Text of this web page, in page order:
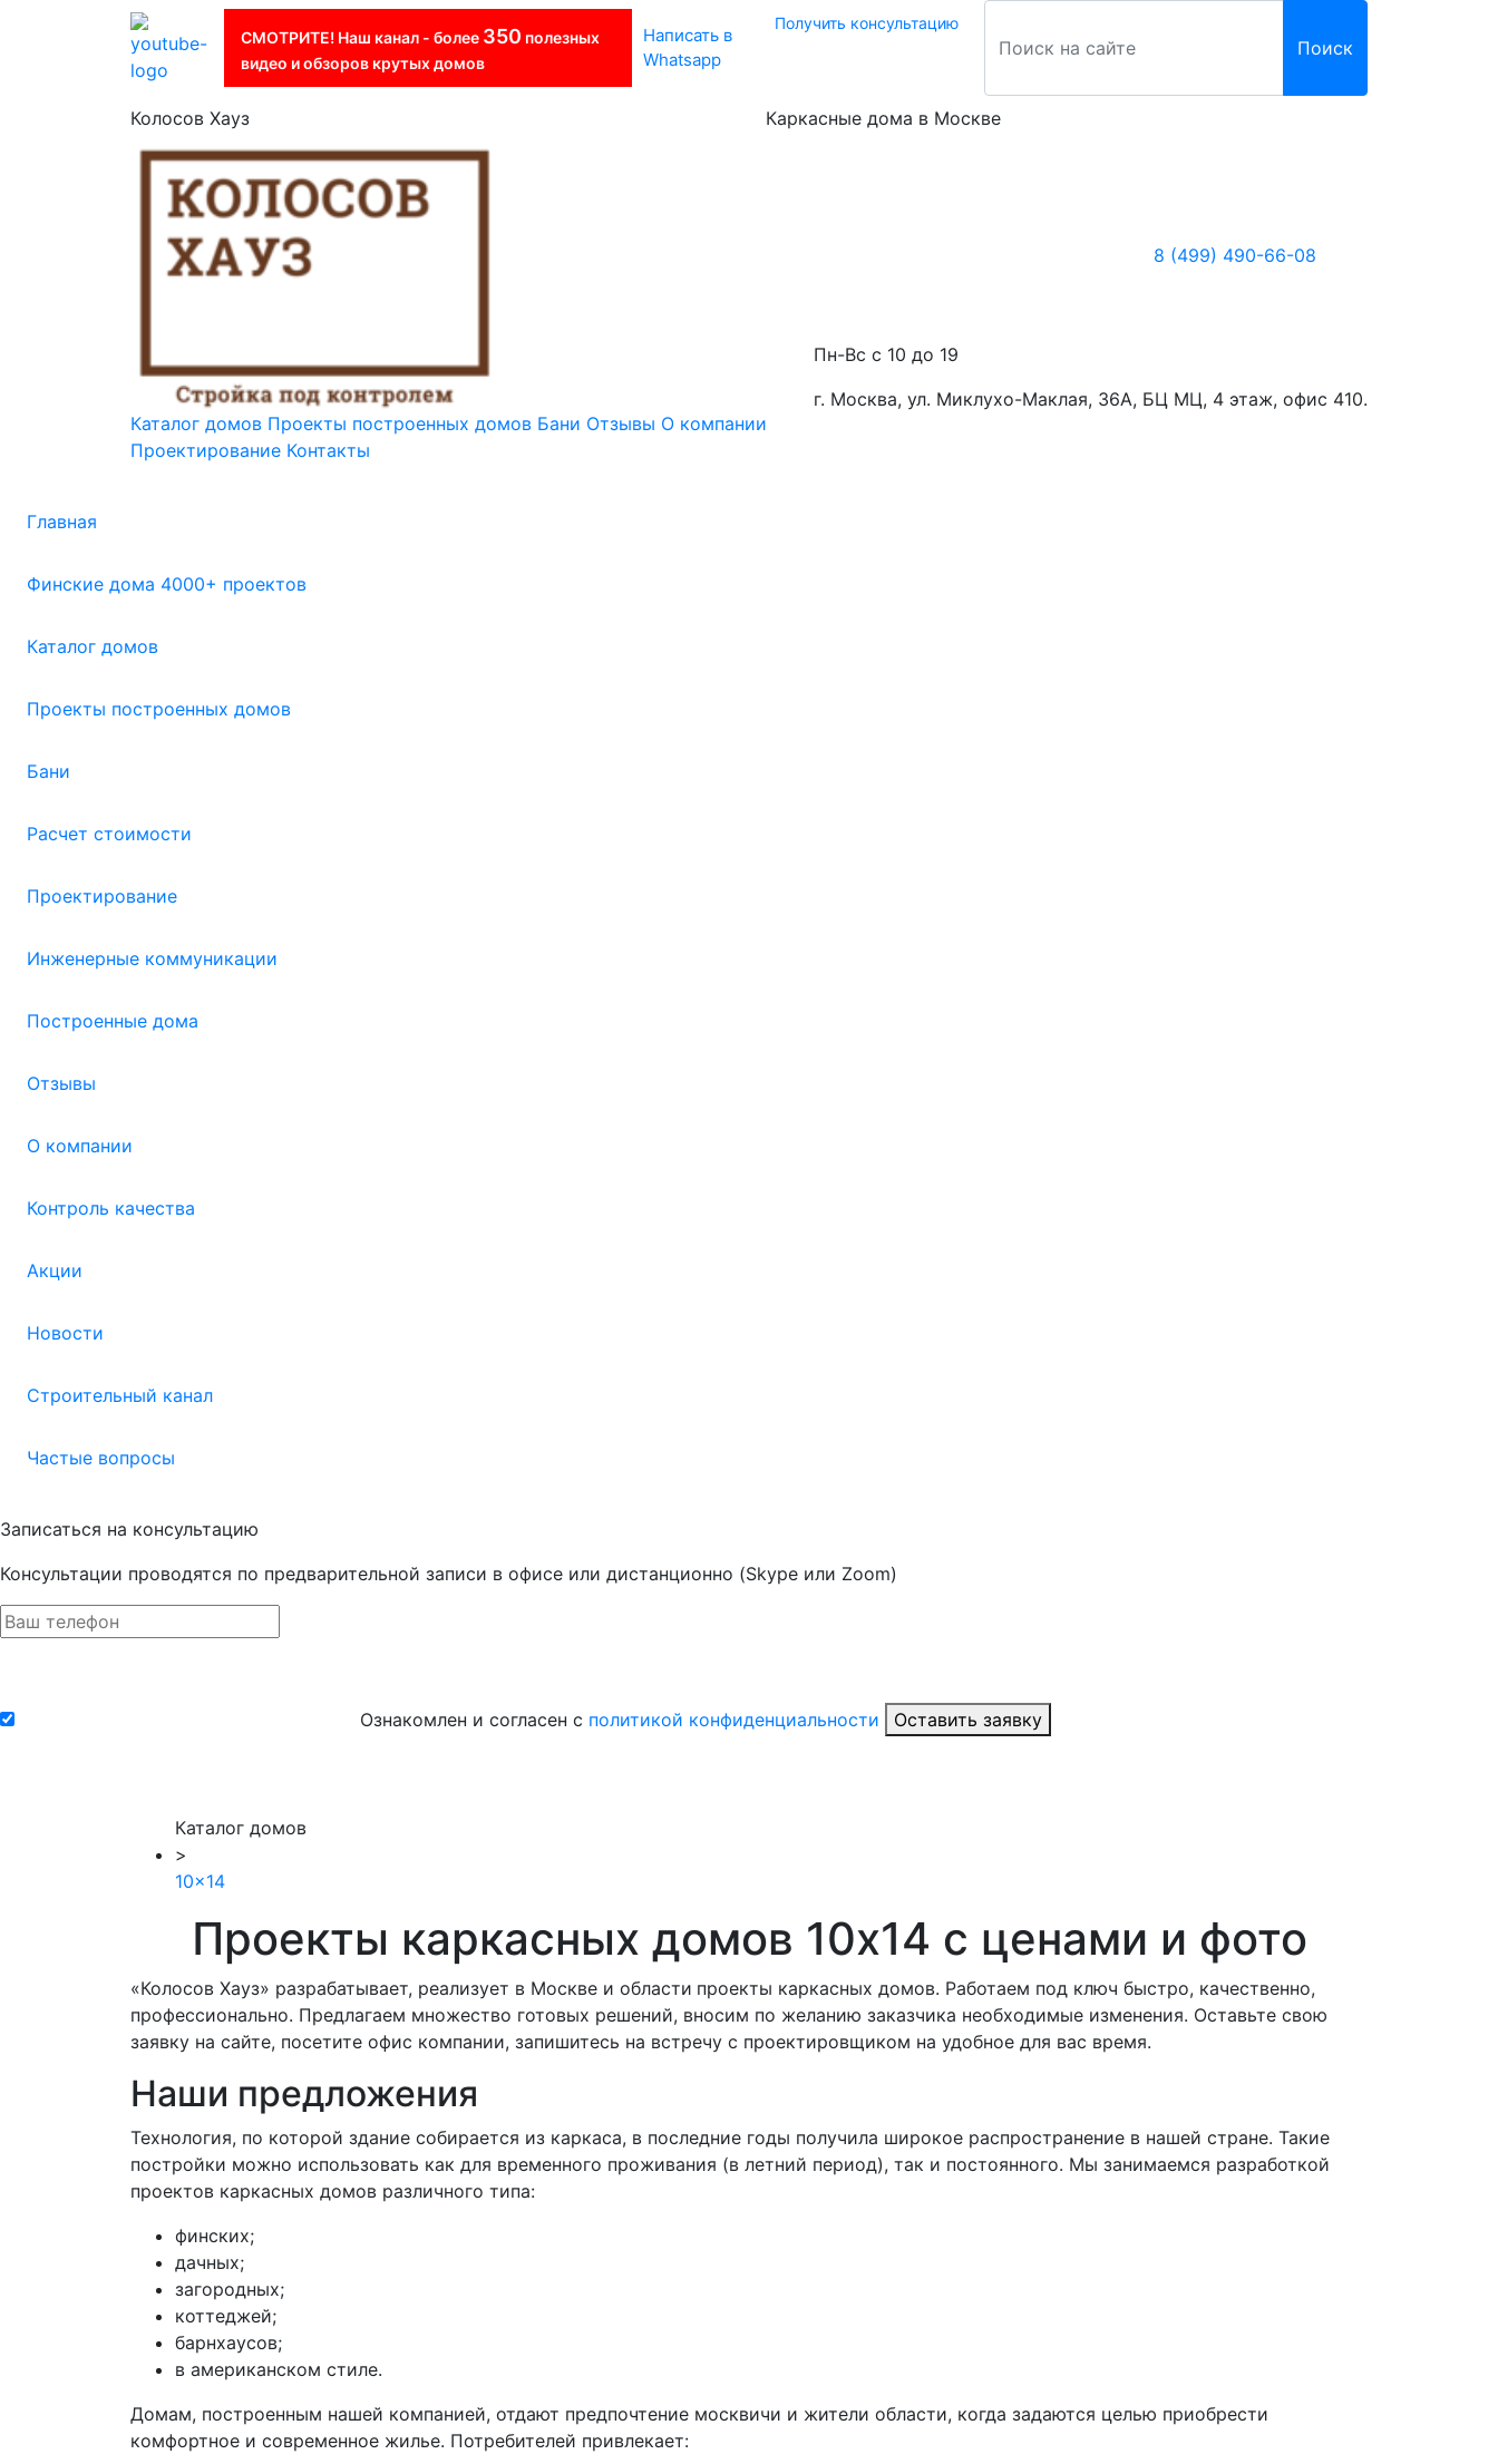
СМОТРИТЕ! Наш канал - более 350 полезных
видео и обзоров крутых домов
Написать в
Whatsapp
Получить консультацию
Поиск
Колосов Хауз Каркасные дома в Москве
Каталог домов Проекты построенных домов Бани Отзывы О компании
Проектирование Контакты
8 (499) 490-66-08
Пн-Вс с 10 до 19
г. Москва, ул. Миклухо-Маклая, 36А, БЦ МЦ, 4 этаж, офис 410.
Главная
Финские дома 4000+ проектов
Каталог домов
Проекты построенных домов
Бани
Расчет стоимости
Проектирование
Инженерные коммуникации
Построенные дома
Отзывы
О компании
Контроль качества
Акции
Новости
Строительный канал
Частые вопросы
Записаться на консультацию
Консультации проводятся по предварительной записи в офисе или дистанционно (Skype или Zoom)
Ознакомлен и согласен с политикой конфиденциальности Оставить заявку
Каталог домов
>
10x14
Проекты каркасных домов 10x14 с ценами и фото
«Колосов Хауз» разрабатывает, реализует в Москве и области проекты каркасных домов. Работаем под ключ быстро, качественно,
профессионально. Предлагаем множество готовых решений, вносим по желанию заказчика необходимые изменения. Оставьте свою
заявку на сайте, посетите офис компании, запишитесь на встречу с проектировщиком на удобное для вас время.
Наши предложения
Технология, по которой здание собирается из каркаса, в последние годы получила широкое распространение в нашей стране. Такие
постройки можно использовать как для временного проживания (в летний период), так и постоянного. Мы занимаемся разработкой
проектов каркасных домов различного типа:
финских;
дачных;
загородных;
коттеджей;
барнхаусов;
в американском стиле.
Домам, построенным нашей компанией, отдают предпочтение москвичи и жители области, когда задаются целью приобрести
комфортное и современное жилье. Потребителей привлекает: